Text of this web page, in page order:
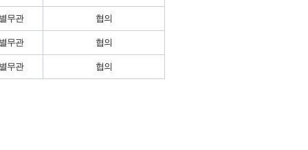
무관 협의
무관 협의
무관 협의